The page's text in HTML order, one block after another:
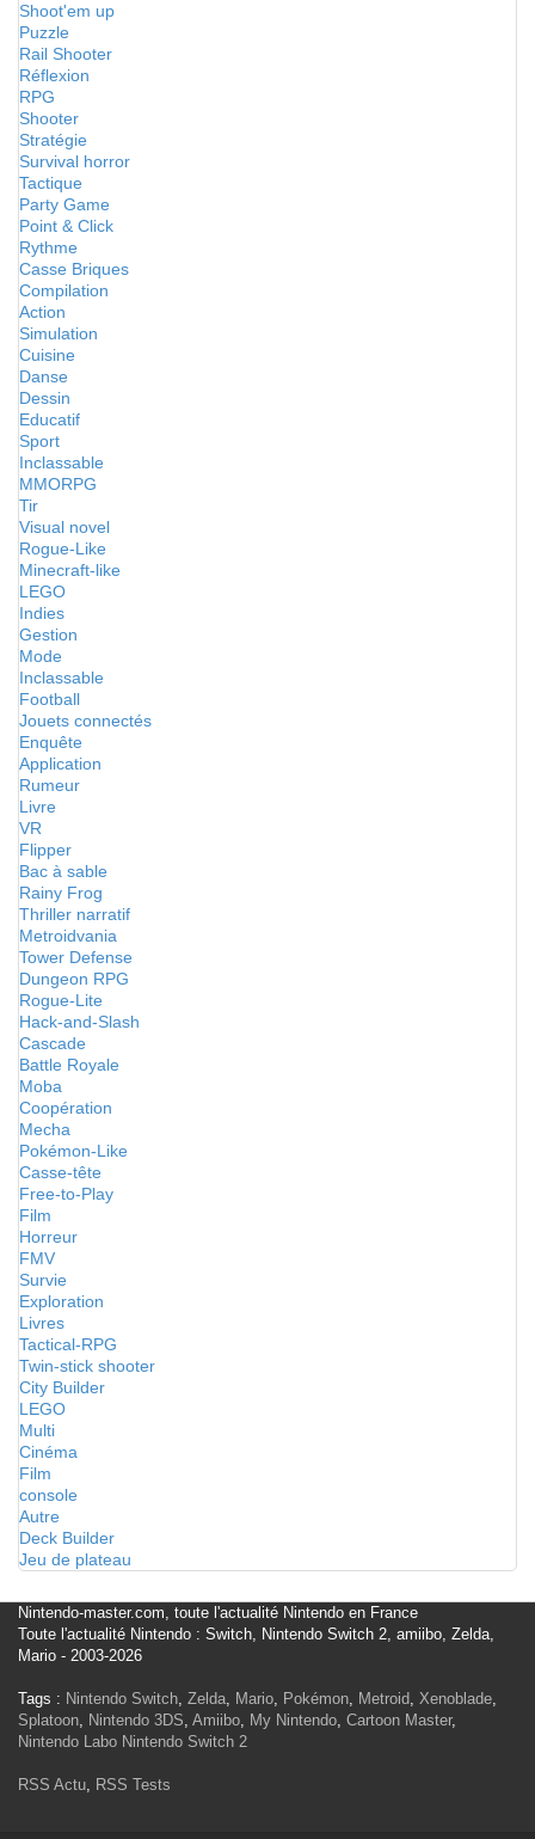
Shoot'em up
Puzzle
Rail Shooter
Réflexion
RPG
Shooter
Stratégie
Survival horror
Tactique
Party Game
Point & Click
Rythme
Casse Briques
Compilation
Action
Simulation
Cuisine
Danse
Dessin
Educatif
Sport
Inclassable
MMORPG
Tir
Visual novel
Rogue-Like
Minecraft-like
LEGO
Indies
Gestion
Mode
Inclassable
Football
Jouets connectés
Enquête
Application
Rumeur
Livre
VR
Flipper
Bac à sable
Rainy Frog
Thriller narratif
Metroidvania
Tower Defense
Dungeon RPG
Rogue-Lite
Hack-and-Slash
Cascade
Battle Royale
Moba
Coopération
Mecha
Pokémon-Like
Casse-tête
Free-to-Play
Film
Horreur
FMV
Survie
Exploration
Livres
Tactical-RPG
Twin-stick shooter
City Builder
LEGO
Multi
Cinéma
Film
console
Autre
Deck Builder
Jeu de plateau
Nintendo-master.com, toute l'actualité Nintendo en France
Toute l'actualité Nintendo : Switch, Nintendo Switch 2, amiibo, Zelda,
Mario - 2003-2026
Tags : Nintendo Switch, Zelda, Mario, Pokémon, Metroid, Xenoblade,
Splatoon, Nintendo 3DS, Amiibo, My Nintendo, Cartoon Master,
Nintendo Labo Nintendo Switch 2
RSS Actu, RSS Tests